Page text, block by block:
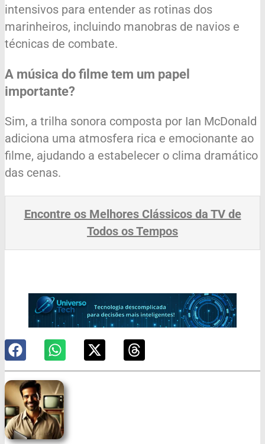
intensivos para entender as rotinas dos
marinheiros, incluindo manobras de navios e
técnicas de combate.
A música do filme tem um papel
importante?
Sim, a trilha sonora composta por Ian McDonald
adiciona uma atmosfera rica e emocionante ao
filme, ajudando a estabelecer o clima dramático
das cenas.
Encontre os Melhores Clássicos da TV de
Todos os Tempos